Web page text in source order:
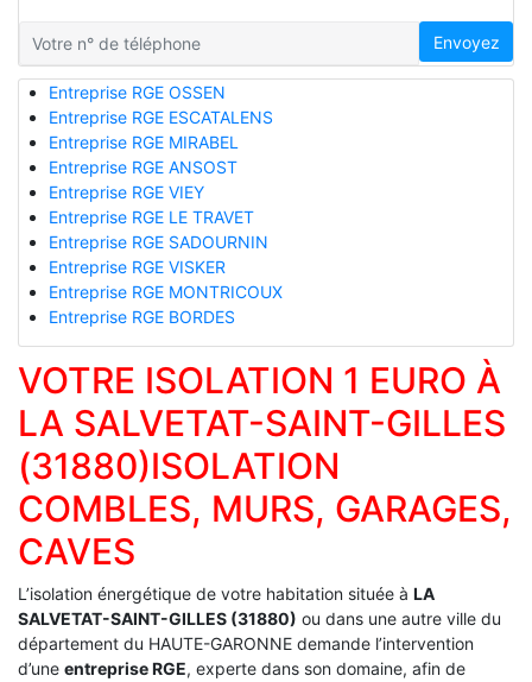
Envoyez
Entreprise RGE OSSEN
Entreprise RGE ESCATALENS
Entreprise RGE MIRABEL
Entreprise RGE ANSOST
Entreprise RGE VIEY
Entreprise RGE LE TRAVET
Entreprise RGE SADOURNIN
Entreprise RGE VISKER
Entreprise RGE MONTRICOUX
Entreprise RGE BORDES
VOTRE ISOLATION 1 EURO À
LA SALVETAT-SAINT-GILLES
(31880)ISOLATION
COMBLES, MURS, GARAGES,
CAVES
L’isolation énergétique de votre habitation située à LA
SALVETAT-SAINT-GILLES (31880) ou dans une autre ville du
département du HAUTE-GARONNE demande l’intervention
d’une entreprise RGE, experte dans son domaine, afin de